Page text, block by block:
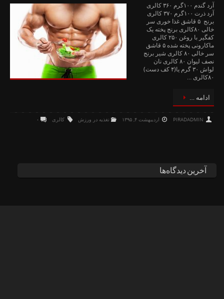
آرد گندم ‏۱۰۰گرم ‏۳۶۰ کالری
آرد ذرت ‏۱۰۰گرم ‏۳۷۰ کالری
برنج ‏ ‏۵ قاشق غذا خوری سر
خالی ‏۸۰کالری برنج پخته یک
کفگیر با روغن ‏۲۵۰ کالری
ماکارونی پخته شده ‏۵ قاشق
سر خالی ‏۸۰ کالری شیر برنج
نصف لیوان ‏۸۰ کالری نان
لواش ‏۳۰ گرم یا(۴ کف دست)‏
ادامه …
PIRADADMIN اردیبهشت ۴, ۱۳۹۵ تغذیه در ورزش کالری ۰
آخرین دیدگاه‌ها